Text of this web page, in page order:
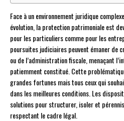
Face à un environnement juridique
évolution, la protection patrimoniale est
pour les particuliers comme pour les
poursuites judiciaires peuvent émaner de
ou de l’administration fiscale, menaçant
patiemment constitué. Cette
grandes fortunes mais tous ceux qui
dans les meilleures conditions. Les
solutions pour structurer, isoler et
respectant le cadre légal.